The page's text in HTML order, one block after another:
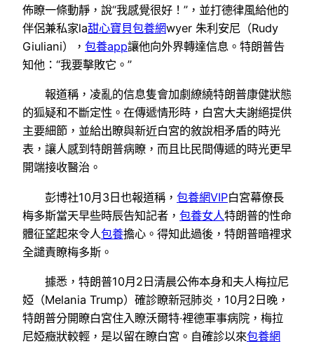
佈瞭一條動靜，說“我感覺很好！”，並打德律風給他的
伴侶兼私家la甜心寶貝包養網wyer 朱利安尼（Rudy
Giuliani）， 包養app讓他向外界轉達信息。特朗普告
知他：“我要擊敗它。”
報道稱，凌亂的信息隻會加劇繚繞特朗普康健狀態
的狐疑和不斷定性。在傳遞情形時，白宮大夫謝絕提供
主要細節，並給出瞭與新近白宮的敘說相矛盾的時光
表，讓人感到特朗普病瞭，而且比民間傳遞的時光更早
開端接收醫治。
彭博社10月3日也報道稱， 包養網VIP白宮幕僚長
梅多斯當天早些時辰告知記者， 包養女人特朗普的性命
體征望起來令人包養擔心。得知此過後，特朗普暗裡求
全譴責瞭梅多斯。
據悉，特朗普10月2日清晨公佈本身和夫人梅拉尼
婭（Melania Trump）確診瞭新冠肺炎，10月2日晚，
特朗普分開瞭白宮住入瞭沃爾特·裡德軍事病院，梅拉
尼婭癥狀較輕，是以留在瞭白宮。自確診以來包養網